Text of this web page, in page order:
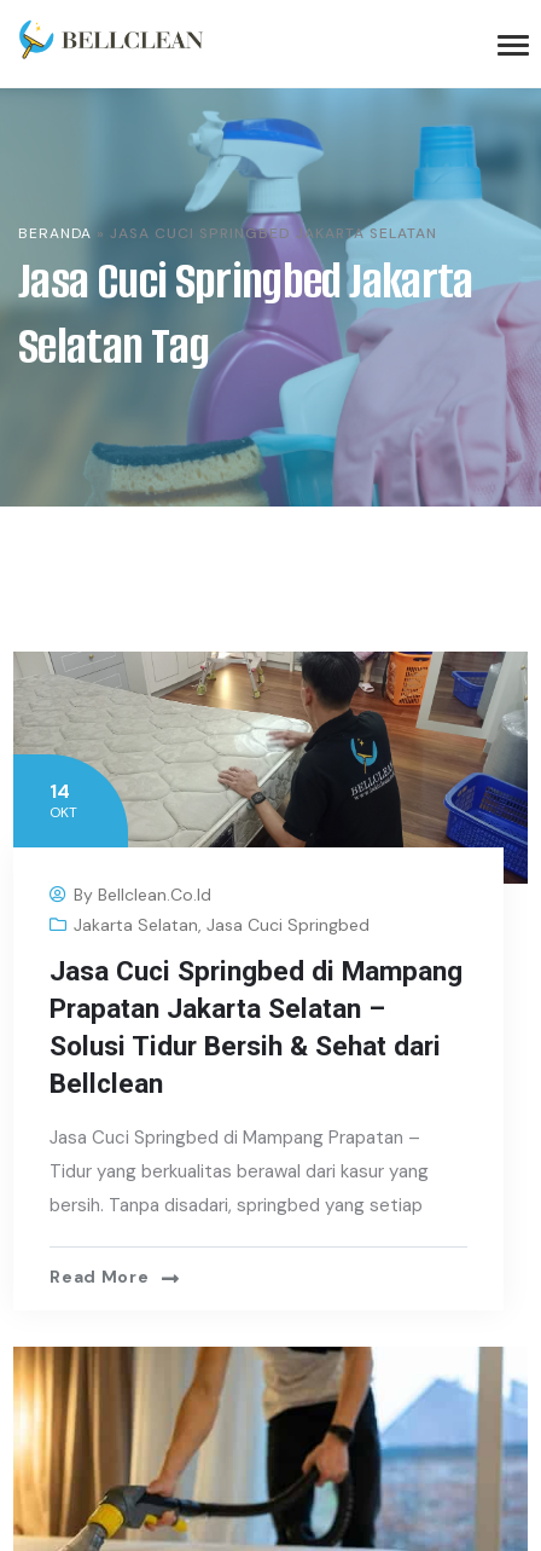
BERANDA » JASA CUCI SPRINGBED JAKARTA SELATAN
Jasa Cuci Springbed Jakarta
Selatan Tag
14
OKT
ByBellclean.co.id
Jakarta Selatan,Jasa Cuci Springbed
Jasa Cuci Springbed di Mampang
Prapatan Jakarta Selatan –
Solusi Tidur Bersih & Sehat dari
Bellclean
Jasa Cuci Springbed di Mampang Prapatan –
Tidur yang berkualitas berawal dari kasur yang
bersih. Tanpa disadari, springbed yang setiap
Read More